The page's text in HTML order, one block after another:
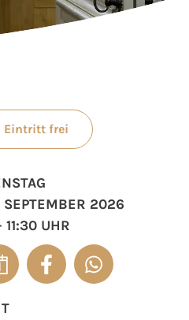
Eintritt frei
2026
11:30 UHR